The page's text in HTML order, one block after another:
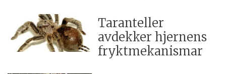
Taranteller
avdekker hjernens
fryktmekanismar